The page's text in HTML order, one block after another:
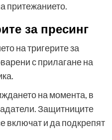
притежанието.
за пресинг
на тригерите за
с прилагане на
на момента, в
Защитниците
включат и да подкрепят